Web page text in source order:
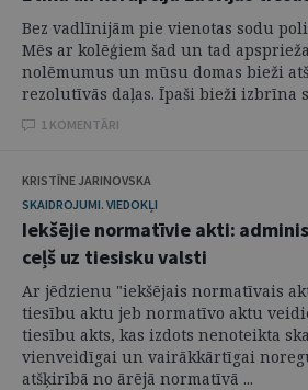
Bez vadlīnijām pie vienotas sodu
Mēs ar kolēģiem šad un tad
nolēmumus un mūsu domas bieži
rezolutīvās daļas. Īpaši bieži izbrīna
1 KOMENTĀRI
KRISTĪNE JARINOVSKA
SKAIDROJUMI. VIEDOKĻI
Iekšējie normatīvie akti:
ceļš uz tiesisku valsti
Ar jēdzienu "iekšējais normatīvais
tiesību aktu jeb normatīvo aktu
tiesību akts, kas izdots nenoteikta
vienveidīgai un vairākkārtīgai
atšķirībā no ārējā normatīvā ...